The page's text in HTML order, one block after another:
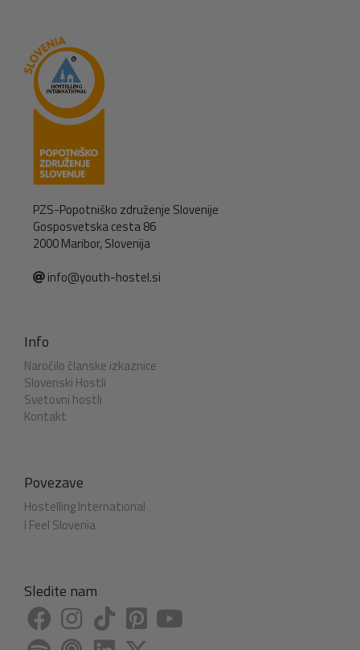
PZS-Popotniško združenje Slovenije
Gosposvetska cesta 86
2000 Maribor, Slovenija
info@youth-hostel.si
Info
Naročilo članske izkaznice
Slovenski Hostli
Svetovni hostli
Kontakt
Povezave
Hostelling International
I Feel Slovenia
Sledite nam